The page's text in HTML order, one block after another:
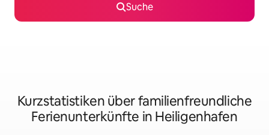
Suche
Kurzstatistiken über familienfreundliche
Ferienunterkünfte in Heiligenhafen